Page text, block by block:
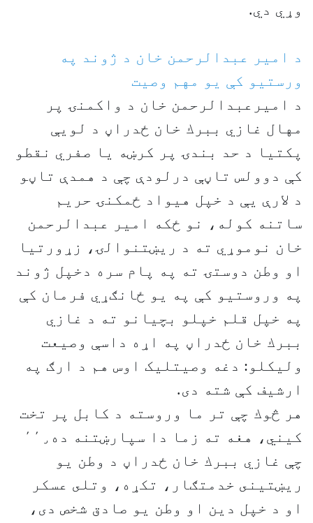
وړي دي.
د امیر عبدالرحمن خان د ژوند په
ورستیو کې یو مهم وصیت
د اميرعبدالرحمن خان د واكمنۍ پر
مهال غازي ببرك خان ځدراڼ د لويې
پكتيا د حد بندۍ پر کرښه یا صفري نقطو
كې دوولس تاڼې درلودې چې د همدې تاڼو
د لارې يې د خپل هیواد ځمکنۍ حريم
ساتنه كوله، نو ځكه امير عبدالرحمن
خان نوموړي ته د ريښتنوالۍ، زړورتيا
او وطن دوستۍ ته په پام سره دخپل ژوند
په وروستيو كې په يو ځانګړي فرمان كې
په خپل قلم خپلو بچيانو ته د غازي
ببرك خان ځدراڼ په اړه داسې وصیعت
وليكلو: دغه وصیتلیک اوس هم د ارګ په
ارشیف کې شته دی.
هر څوك چې تر ما وروسته د كابل پر تخت
كيني، هغه ته زما دا سپارښتنه ده٬٬٫
چې غازي ببرك خان ځدراڼ د وطن يو
ريښتينى خدمتګار، تكړه، وتلى عسكر
او د خپل دين او وطن يو صادق شخص دى،